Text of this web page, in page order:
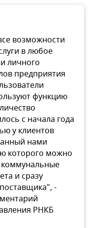
возможности
в любое
личного
предприятия
функцию
с начала года
у клиентов
нами
которого можно
коммунальные
и сразу
-
РНКБ